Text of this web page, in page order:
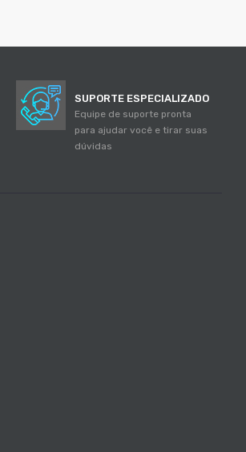
SUPORTE ESPECIALIZADO
Equipe de suporte pronta
para ajudar você e tirar suas
dúvidas